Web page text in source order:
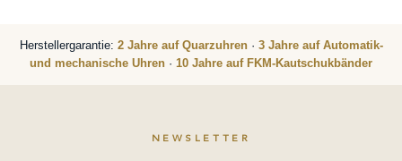
Herstellergarantie: 2 Jahre auf Quarzuhren· 3 Jahre auf Automatik-
und mechanische Uhren · 10 Jahre auf FKM-Kautschukbänder
NEWSLETTER